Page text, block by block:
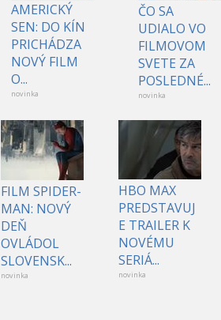
AMERICKÝ
SEN: DO KÍN
PRICHÁDZA
NOVÝ FILM
O...
novinka
ČO SA
UDIALO VO
FILMOVOM
SVETE ZA
POSLEDNÉ...
novinka
FILM SPIDER-
MAN: NOVÝ
DEŇ
OVLÁDOL
SLOVENSK...
novinka
HBO MAX
PREDSTAVUJ
E TRAILER K
NOVÉMU
SERIÁ...
novinka